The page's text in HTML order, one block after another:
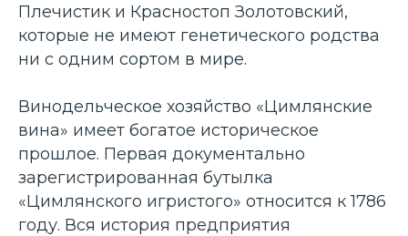
Плечистик и Красностоп Золотовский,
которые не имеют генетического родства
ни с одним сортом в мире.
Винодельческое хозяйство «Цимлянские
вина» имеет богатое историческое
прошлое. Первая документально
зарегистрированная бутылка
«Цимлянского игристого» относится к 1786
году. Вся история предприятия